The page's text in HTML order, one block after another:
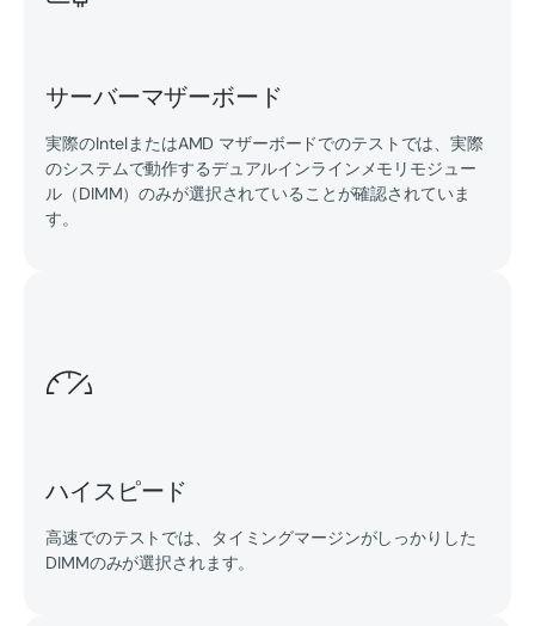
サーバーマザーボード
実際のIntelまたはAMD マザーボードでのテストでは、実際
のシステムで動作するデュアルインラインメモリモジュー
ル（DIMM）のみが選択されていることが確認されていま
す。
ハイスピード
高速でのテストでは、タイミングマージンがしっかりした
DIMMのみが選択されます。